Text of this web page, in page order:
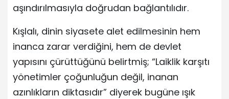
aşındırılmasıyla doğrudan bağlantılıdır.
Kışlalı, dinin siyasete alet edilmesinin hem
inanca zarar verdiğini, hem de devlet
yapısını çürüttüğünü belirtmiş; “Laiklik karşıtı
yönetimler çoğunluğun değil, inanan
azınlıkların diktasıdır” diyerek bugüne ışık